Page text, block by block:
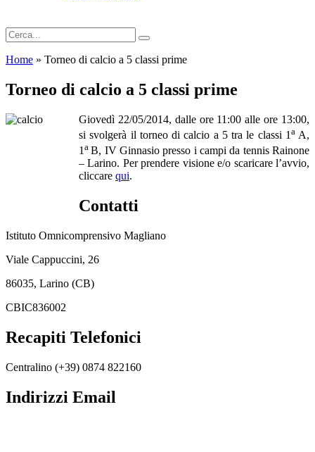
Home » Torneo di calcio a 5 classi prime
Torneo di calcio a 5 classi prime
Giovedì 22/05/2014, dalle ore 11:00 alle ore 13:00,
si svolgerà il torneo di calcio a 5 tra le classi 1 aA,
1 aB, IV Ginnasio presso i campi da tennis Rainone
– Larino. Per prendere visione e/o scaricare l’avvio,
cliccare qui.
Contatti
Istituto Omnicomprensivo Magliano
Viale Cappuccini, 26
86035, Larino (CB)
CBIC836002
Recapiti Telefonici
Centralino (+39) 0874 822160
Indirizzi Email